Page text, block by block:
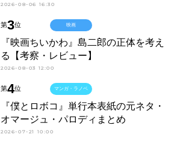
2026-08-06 16:30
第3位
『映画ちいかわ』島二郎の正体を考え
る【考察・レビュー】
2026-08-03 12:00
映画
第4位
『僕とロボコ』単行本表紙の元ネタ・
オマージュ・パロディまとめ
2026-07-21 10:00
マンガ・ラノベ